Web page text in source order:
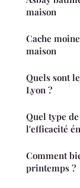
maison
Cache
maison
Quels sont
Lyon ?
Quel type
l'efficacité
Comment
printemps ?